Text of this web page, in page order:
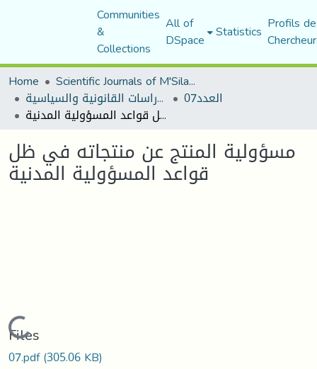
Communities
&
Collections
All of
DSpace Statistics Profils
Home
Scientific Journals of M'Sila University
مجلة الأستاذ الباحث للدراسات القانونية والسياسية العدد07
مسؤولية المنتج عن منتجاته في ظل قواعد المسؤولية المدنية
مسؤولية المنتج عن منتجاته في ظل
قواعد المسؤولية المدنية
Loading...
Files
07.pdf(305.06 KB)